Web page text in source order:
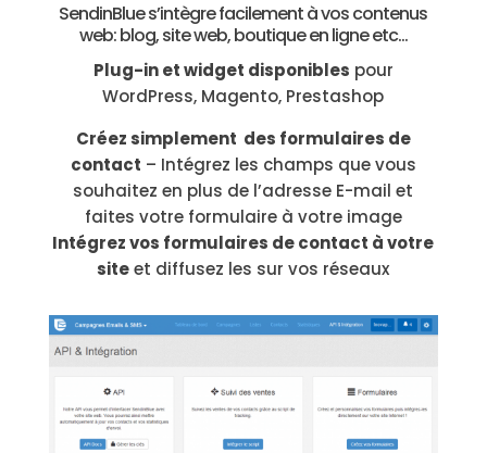
SendinBlue s’intègre facilement à vos contenus
web: blog, site web, boutique en ligne etc…
Plug-in et widget disponibles pour
WordPress, Magento, Prestashop
Créez simplement des formulaires de
contact – Intégrez les champs que vous
souhaitez en plus de l’adresse E-mail et
faites votre formulaire à votre image
Intégrez vos formulaires de contact à votre
siteet diffusez les sur vos réseaux